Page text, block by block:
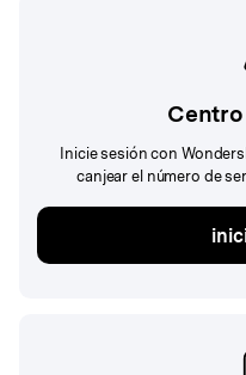
Inicie sesión con
canjear el número de